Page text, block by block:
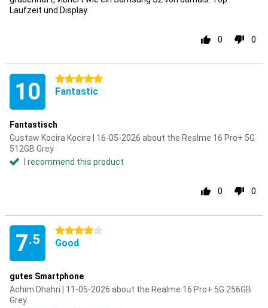
Laufzeit und Display
0 0
10 5 stars
Fantastic
Fantastisch
Gustaw Kocira Kocira | 16-05-2026 about the Realme 16 Pro+ 5G
512GB Grey
I recommend this product
0 0
7.5
4 stars
Good
gutes Smartphone
Achim Dhahri | 11-05-2026 about the Realme 16 Pro+ 5G 256GB
Grey